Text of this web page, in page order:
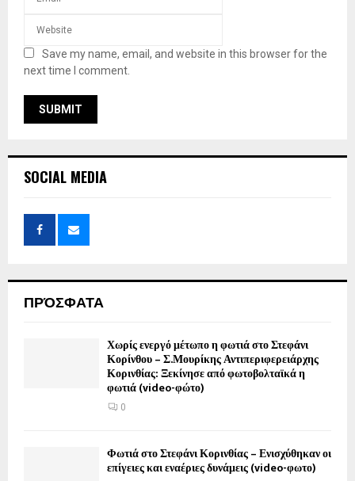
Save my name, email, and website in this browser for the
next time I comment.
SOCIAL MEDIA
ΠΡΌΣΦΑΤΑ
Χωρίς ενεργό μέτωπο η φωτιά στο Στεφάνι
Κορίνθου – Σ.Μουρίκης Αντιπεριφερειάρχης
Κορινθίας: Ξεκίνησε από φωτοβολταϊκά η
φωτιά (video-φώτο)
0
Φωτιά στο Στεφάνι Κορινθίας – Ενισχύθηκαν οι
επίγειες και εναέριες δυνάμεις (video-φωτο)